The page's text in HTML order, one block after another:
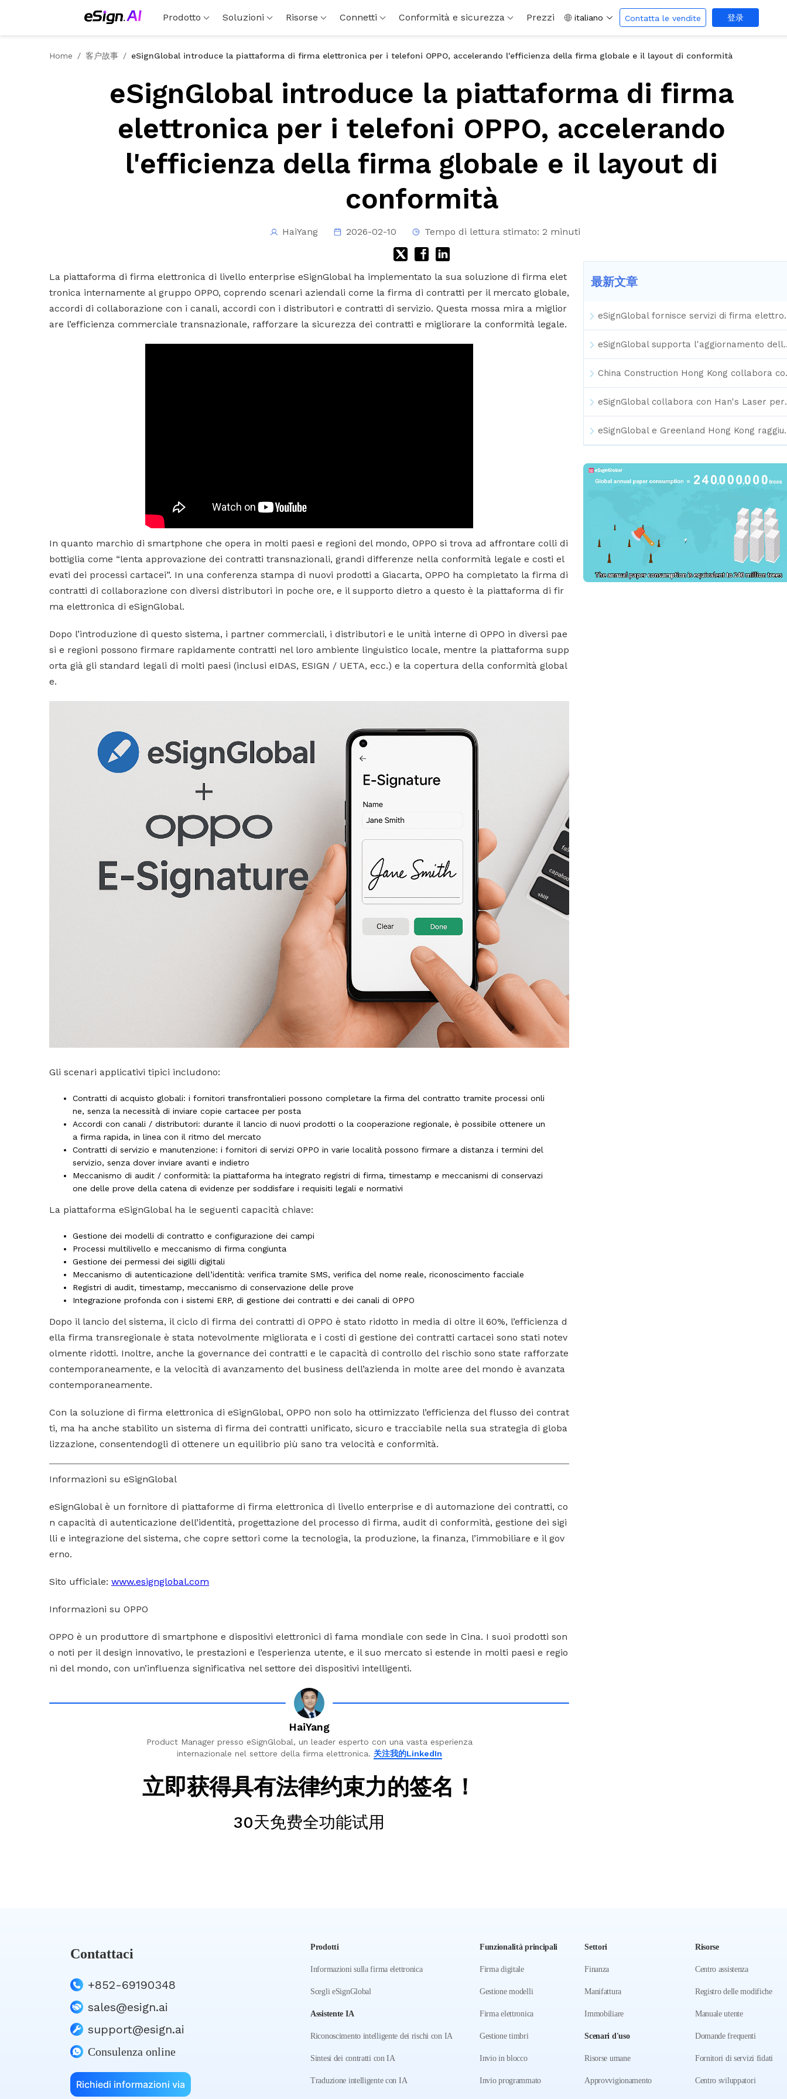
Prodotto Soluzioni Risorse Connetti Conformità e sicurezza Prezzi italiano Contatta le vendite 登录
Home / 客户故事 / eSignGlobal introduce la piattaforma di firma elettronica per i telefoni OPPO, accelerando l'efficienza della firma globale e il layout di conformità
eSignGlobal introduce la piattaforma di firma
elettronica per i telefoni OPPO, accelerando
l'efficienza della firma globale e il layout di
conformità
HaiYang 2026-02-10 Tempo di lettura stimato: 2 minuti
La piattaforma di firma elettronica di livello enterprise eSignGlobal ha implementato la sua soluzione di firma elet
tronica internamente al gruppo OPPO, coprendo scenari aziendali come la firma di contratti per il mercato globale,
accordi di collaborazione con i canali, accordi con i distributori e contratti di servizio. Questa mossa mira a miglior
are l’efficienza commerciale transnazionale, rafforzare la sicurezza dei contratti e migliorare la conformità legale.
In quanto marchio di smartphone che opera in molti paesi e regioni del mondo, OPPO si trova ad affrontare colli di
bottiglia come “lenta approvazione dei contratti transnazionali, grandi differenze nella conformità legale e costi el
evati dei processi cartacei”. In una conferenza stampa di nuovi prodotti a Giacarta, OPPO ha completato la firma di
contratti di collaborazione con diversi distributori in poche ore, e il supporto dietro a questo è la piattaforma di fir
ma elettronica di eSignGlobal.
Dopo l’introduzione di questo sistema, i partner commerciali, i distributori e le unità interne di OPPO in diversi pae
si e regioni possono firmare rapidamente contratti nel loro ambiente linguistico locale, mentre la piattaforma supp
orta già gli standard legali di molti paesi (inclusi eIDAS, ESIGN / UETA, ecc.) e la copertura della conformità global
e.
Gli scenari applicativi tipici includono:
Contratti di acquisto globali: i fornitori transfrontalieri possono completare la firma del contratto tramite processi onli
ne, senza la necessità di inviare copie cartacee per posta
Accordi con canali / distributori: durante il lancio di nuovi prodotti o la cooperazione regionale, è possibile ottenere un
a firma rapida, in linea con il ritmo del mercato
Contratti di servizio e manutenzione: i fornitori di servizi OPPO in varie località possono firmare a distanza i termini del
servizio, senza dover inviare avanti e indietro
Meccanismo di audit / conformità: la piattaforma ha integrato registri di firma, timestamp e meccanismi di conservazi
one delle prove della catena di evidenze per soddisfare i requisiti legali e normativi
La piattaforma eSignGlobal ha le seguenti capacità chiave:
Gestione dei modelli di contratto e configurazione dei campi
Processi multilivello e meccanismo di firma congiunta
Gestione dei permessi dei sigilli digitali
Meccanismo di autenticazione dell’identità: verifica tramite SMS, verifica del nome reale, riconoscimento facciale
Registri di audit, timestamp, meccanismo di conservazione delle prove
Integrazione profonda con i sistemi ERP, di gestione dei contratti e dei canali di OPPO
Dopo il lancio del sistema, il ciclo di firma dei contratti di OPPO è stato ridotto in media di oltre il 60%, l’efficienza d
ella firma transregionale è stata notevolmente migliorata e i costi di gestione dei contratti cartacei sono stati notev
olmente ridotti. Inoltre, anche la governance dei contratti e le capacità di controllo del rischio sono state rafforzate
contemporaneamente, e la velocità di avanzamento del business dell’azienda in molte aree del mondo è avanzata
contemporaneamente.
Con la soluzione di firma elettronica di eSignGlobal, OPPO non solo ha ottimizzato l’efficienza del flusso dei contrat
ti, ma ha anche stabilito un sistema di firma dei contratti unificato, sicuro e tracciabile nella sua strategia di globa
lizzazione, consentendogli di ottenere un equilibrio più sano tra velocità e conformità.
Informazioni su eSignGlobal
eSignGlobal è un fornitore di piattaforme di firma elettronica di livello enterprise e di automazione dei contratti, co
n capacità di autenticazione dell’identità, progettazione del processo di firma, audit di conformità, gestione dei sigi
lli e integrazione del sistema, che copre settori come la tecnologia, la produzione, la finanza, l’immobiliare e il gov
erno.
Sito ufficiale: www.esignglobal.com
Informazioni su OPPO
OPPO è un produttore di smartphone e dispositivi elettronici di fama mondiale con sede in Cina. I suoi prodotti son
o noti per il design innovativo, le prestazioni e l’esperienza utente, e il suo mercato si estende in molti paesi e regio
ni del mondo, con un’influenza significativa nel settore dei dispositivi intelligenti.
HaiYang
Product Manager presso eSignGlobal, un leader esperto con una vasta esperienza
internazionale nel settore della firma elettronica. 关注我的LinkedIn
立即获得具有法律约束力的签名！
30天免费全功能试用
最新文章
eSignGlobal fornisce servizi di
eSignGlobal supporta
China Construction
eSignGlobal collabora
eSignGlobal e Greenland Hong Kong
Contattaci
+852-69190348
sales@esign.ai
support@esign.ai
Consulenza online
Richiedi informazioni via
Prodotti
Informazioni sulla firma elettronica
Scegli eSignGlobal
Assistente IA
Riconoscimento intelligente dei rischi con IA
Sintesi dei contratti con IA
Traduzione intelligente con IA
Funzionalità principali
Firma digitale
Gestione modelli
Firma elettronica
Gestione timbri
Invio in blocco
Invio programmato
Settori
Finanza
Manifattura
Immobiliare
Scenari d'uso
Risorse umane
Approvvigionamento
Risorse
Centro assistenza
Registro delle modifiche
Manuale utente
Domande frequenti
Fornitori di servizi fidati
Centro sviluppatori